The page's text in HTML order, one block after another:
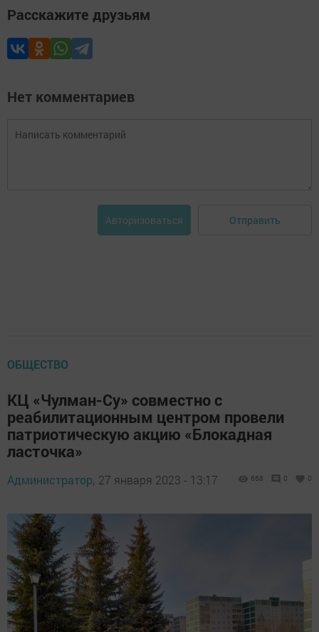
Расскажите друзьям
Нет комментариев
Авторизоваться Отправить
ОБЩЕСТВО
КЦ «Чулман-Су» совместно с
реабилитационным центром провели
патриотическую акцию «Блокадная
ласточка»
Администратор, 27 января 2023 - 13:17 668 0 0